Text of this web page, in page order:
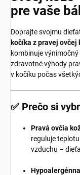
pre vaše
Doprajte svojmu
kočíka z pravej ovčej
kombinuje
zdravotné výhody
v kočíku počas
✅ Prečo si
Pravá ovčia
reguluje
vzduchu –